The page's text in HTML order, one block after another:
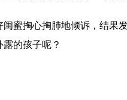
蜜掏心掏肺地倾诉，结果
的孩子呢？